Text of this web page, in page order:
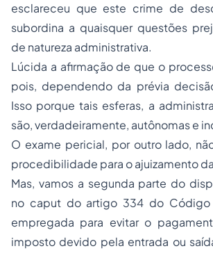
esclareceu que este crime de
subordina a quaisquer questões
de natureza administrativa.
Lúcida a afirmação de que o
pois, dependendo da prévia
Isso porque tais esferas, a
são, verdadeiramente, autônomas e
O exame pericial, por outro lado,
procedibilidade para o ajuizamento
Mas, vamos a segunda parte do
no caput do artigo 334 do Código
empregada para evitar o
imposto devido pela entrada ou